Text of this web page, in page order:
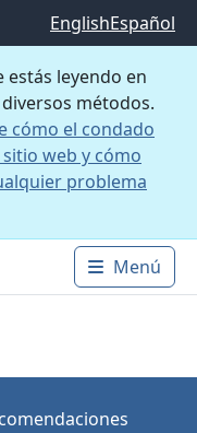
EnglishEspañol
estás leyendo en
métodos.
cómo el condado
web y cómo
problema
Main
Menú